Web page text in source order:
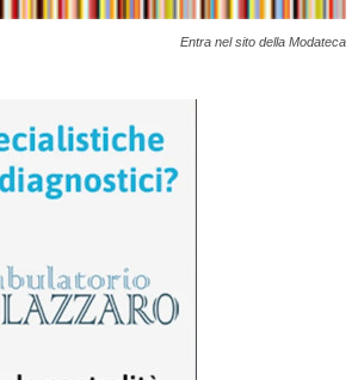
Entra nel sito della Modateca